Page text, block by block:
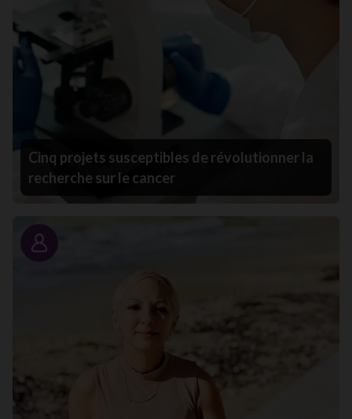
Cinq projets susceptibles de révolutionner la
recherche sur le cancer
Portrait